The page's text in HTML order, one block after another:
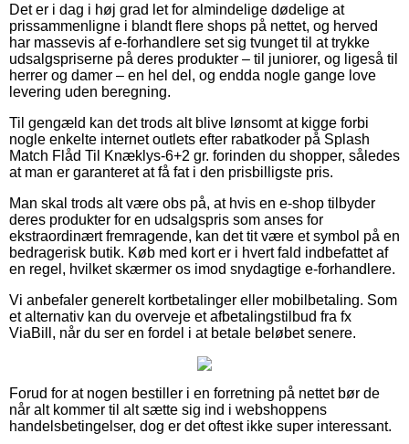
Det er i dag i høj grad let for almindelige dødelige at
prissammenligne i blandt flere shops på nettet, og herved
har massevis af e-forhandlere set sig tvunget til at trykke
udsalgspriserne på deres produkter – til juniorer, og ligeså til
herrer og damer – en hel del, og endda nogle gange love
levering uden beregning.
Til gengæld kan det trods alt blive lønsomt at kigge forbi
nogle enkelte internet outlets efter rabatkoder på Splash
Match Flåd Til Knæklys-6+2 gr. forinden du shopper, således
at man er garanteret at få fat i den prisbilligste pris.
Man skal trods alt være obs på, at hvis en e-shop tilbyder
deres produkter for en udsalgspris som anses for
ekstraordinært fremragende, kan det tit være et symbol på en
bedragerisk butik. Køb med kort er i hvert fald indbefattet af
en regel, hvilket skærmer os imod snydagtige e-forhandlere.
Vi anbefaler generelt kortbetalinger eller mobilbetaling. Som
et alternativ kan du overveje et afbetalingstilbud fra fx
ViaBill, når du ser en fordel i at betale beløbet senere.
Forud for at nogen bestiller i en forretning på nettet bør de
når alt kommer til alt sætte sig ind i webshoppens
handelsbetingelser, dog er det oftest ikke super interessant.